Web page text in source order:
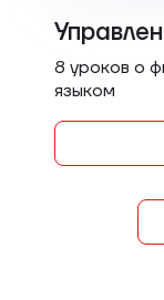
8 уроков о
языком